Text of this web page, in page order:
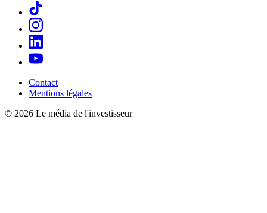
Contact
Mentions légales
© 2026 Le média de l'investisseur